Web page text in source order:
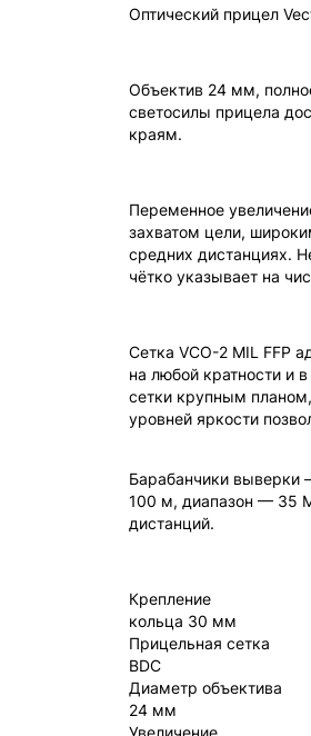
Оптический прицел
Объектив 24 мм,
светосилы прицела
краям.
Переменное
захватом цели,
средних дистанциях.
чётко указывает на
Сетка VCO-2 MIL FFP
на любой кратности и
сетки крупным
уровней яркости
Барабанчики выверки
100 м, диапазон — 35
дистанций.
Крепление
кольца 30 мм
Прицельная сетка
BDC
Диаметр объектива
24 мм
Увеличение